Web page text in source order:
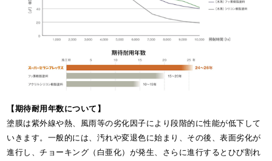
【期待耐用年数について】
塗膜は紫外線や熱、風雨等の劣化因子により段階的に性能が低下して
いきます。一般的には、汚れや変退色に始まり、その後、表面劣化が
進行し、チョーキング（白亜化）が発生、さらに進行するとひび割れ